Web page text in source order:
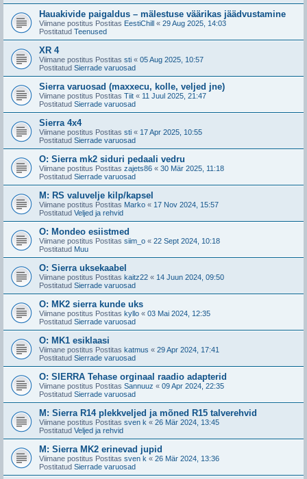
Hauakivide paigaldus – mälestuse väärikas jäädvustamine
Viimane postitus Postitas EestiChill « 29 Aug 2025, 14:03
Postitatud Teenused
XR 4
Viimane postitus Postitas sti « 05 Aug 2025, 10:57
Postitatud Sierrade varuosad
Sierra varuosad (maxxecu, kolle, veljed jne)
Viimane postitus Postitas Tiit « 11 Juul 2025, 21:47
Postitatud Sierrade varuosad
Sierra 4x4
Viimane postitus Postitas sti « 17 Apr 2025, 10:55
Postitatud Sierrade varuosad
O: Sierra mk2 siduri pedaali vedru
Viimane postitus Postitas zajets86 « 30 Mär 2025, 11:18
Postitatud Sierrade varuosad
M: RS valuvelje kilp/kapsel
Viimane postitus Postitas Marko « 17 Nov 2024, 15:57
Postitatud Veljed ja rehvid
O: Mondeo esiistmed
Viimane postitus Postitas siim_o « 22 Sept 2024, 10:18
Postitatud Muu
O: Sierra uksekaabel
Viimane postitus Postitas kaitz22 « 14 Juun 2024, 09:50
Postitatud Sierrade varuosad
O: MK2 sierra kunde uks
Viimane postitus Postitas kyllo « 03 Mai 2024, 12:35
Postitatud Sierrade varuosad
O: MK1 esiklaasi
Viimane postitus Postitas katmus « 29 Apr 2024, 17:41
Postitatud Sierrade varuosad
O: SIERRA Tehase orginaal raadio adapterid
Viimane postitus Postitas Sannuuz « 09 Apr 2024, 22:35
Postitatud Sierrade varuosad
M: Sierra R14 plekkveljed ja mõned R15 talverehvid
Viimane postitus Postitas sven k « 26 Mär 2024, 13:45
Postitatud Veljed ja rehvid
M: Sierra MK2 erinevad jupid
Viimane postitus Postitas sven k « 26 Mär 2024, 13:36
Postitatud Sierrade varuosad